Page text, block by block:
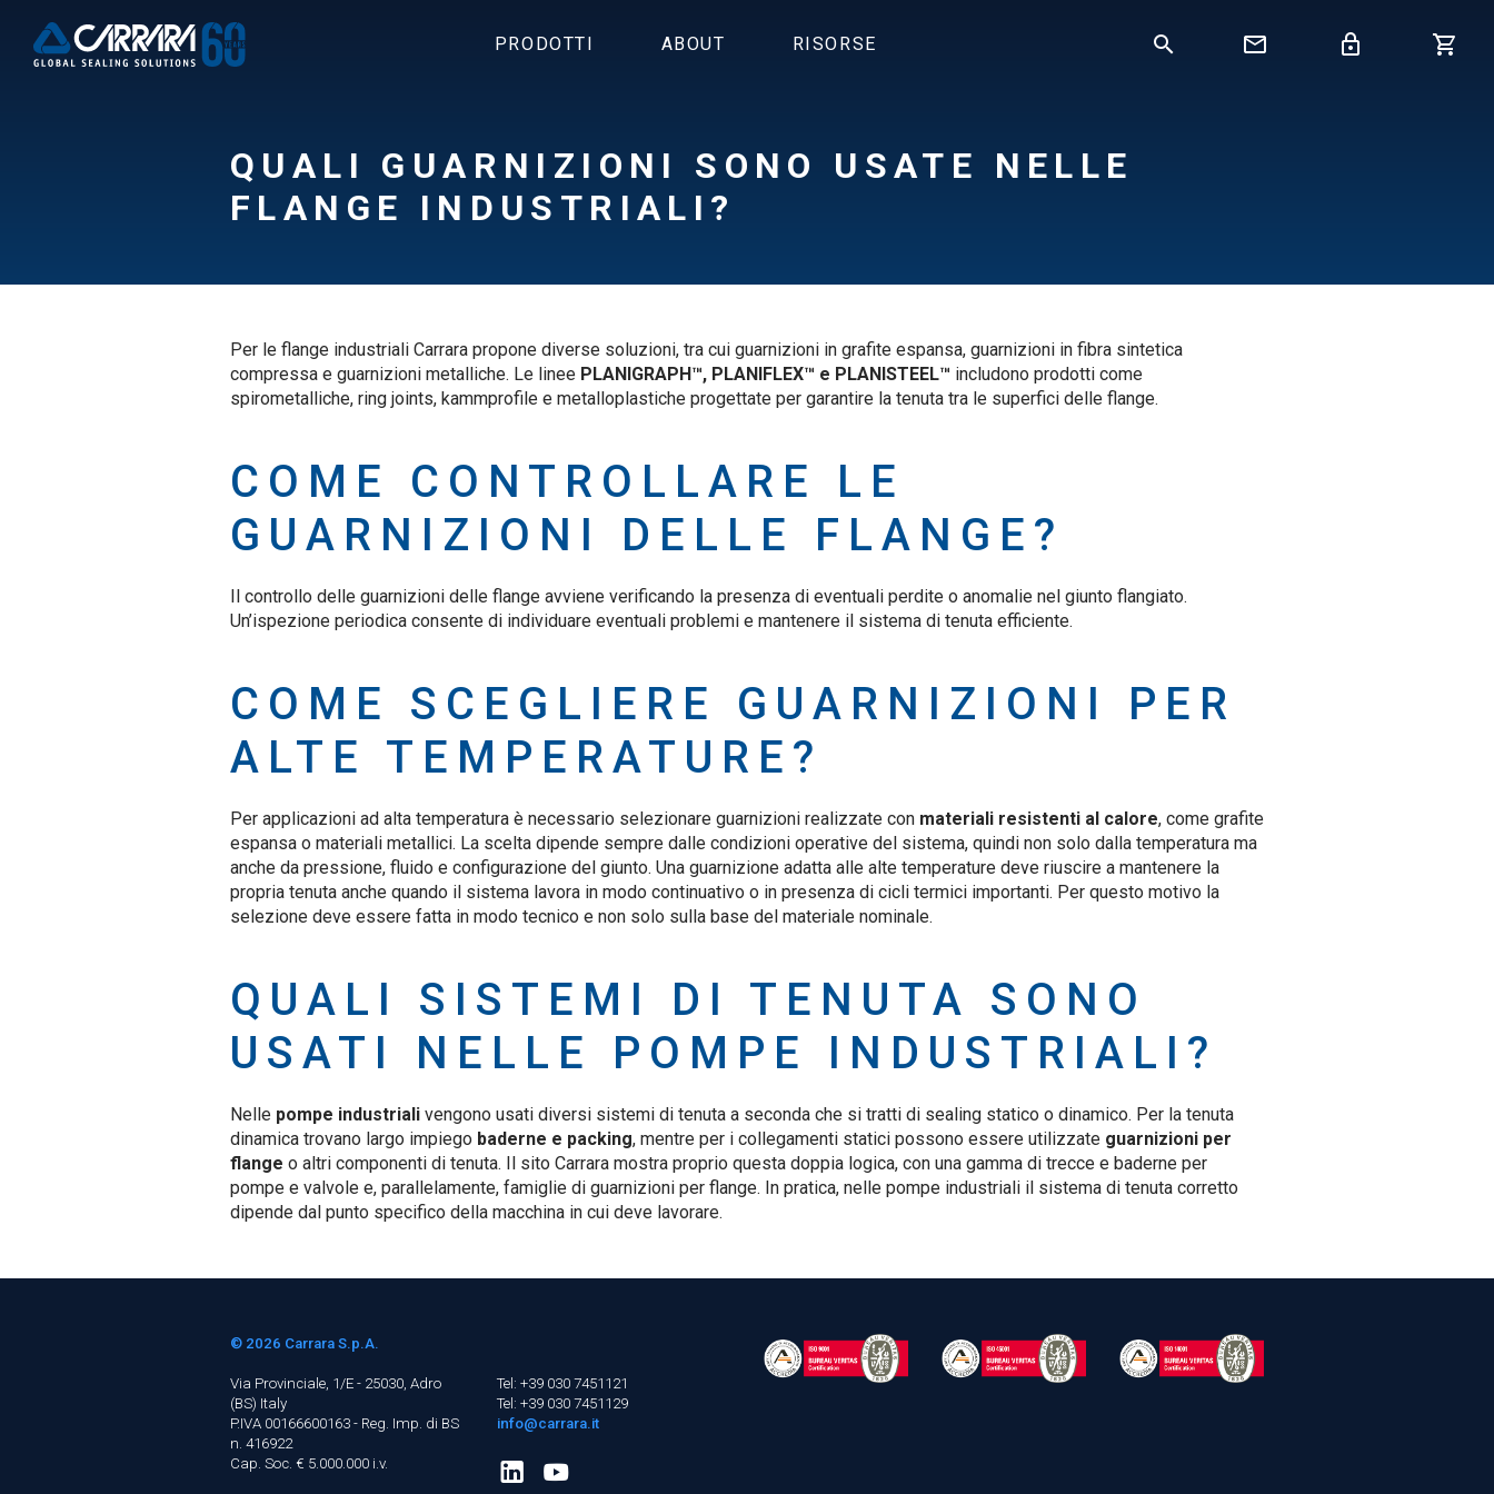
PRODOTTI ABOUT RISORSE
QUALI GUARNIZIONI SONO USATE NELLE
FLANGE INDUSTRIALI?
Per le flange industriali Carrara propone diverse soluzioni, tra cui guarnizioni in grafite espansa, guarnizioni in fibra sintetica
compressa e guarnizioni metalliche. Le linee PLANIGRAPH™, PLANIFLEX™ e PLANISTEEL™ includono prodotti come
spirometalliche, ring joints, kammprofile e metalloplastiche progettate per garantire la tenuta tra le superfici delle flange.
COME CONTROLLARE LE
GUARNIZIONI DELLE FLANGE?
Il controllo delle guarnizioni delle flange avviene verificando la presenza di eventuali perdite o anomalie nel giunto flangiato.
Un’ispezione periodica consente di individuare eventuali problemi e mantenere il sistema di tenuta efficiente.
COME SCEGLIERE GUARNIZIONI PER
ALTE TEMPERATURE?
Per applicazioni ad alta temperatura è necessario selezionare guarnizioni realizzate con materiali resistenti al calore, come grafite
espansa o materiali metallici. La scelta dipende sempre dalle condizioni operative del sistema, quindi non solo dalla temperatura ma
anche da pressione, fluido e configurazione del giunto. Una guarnizione adatta alle alte temperature deve riuscire a mantenere la
propria tenuta anche quando il sistema lavora in modo continuativo o in presenza di cicli termici importanti. Per questo motivo la
selezione deve essere fatta in modo tecnico e non solo sulla base del materiale nominale.
QUALI SISTEMI DI TENUTA SONO
USATI NELLE POMPE INDUSTRIALI?
Nelle pompe industriali vengono usati diversi sistemi di tenuta a seconda che si tratti di sealing statico o dinamico. Per la tenuta
dinamica trovano largo impiego baderne e packing, mentre per i collegamenti statici possono essere utilizzate guarnizioni per
flange o altri componenti di tenuta. Il sito Carrara mostra proprio questa doppia logica, con una gamma di trecce e baderne per
pompe e valvole e, parallelamente, famiglie di guarnizioni per flange. In pratica, nelle pompe industriali il sistema di tenuta corretto
dipende dal punto specifico della macchina in cui deve lavorare.
© 2026 Carrara S.p.A.
Via Provinciale, 1/E - 25030, Adro
(BS) Italy
P.IVA 00166600163 - Reg. Imp. di BS
n. 416922
Cap. Soc. € 5.000.000 i.v.
Tel: +39 030 7451121
Tel: +39 030 7451129
info@carrara.it